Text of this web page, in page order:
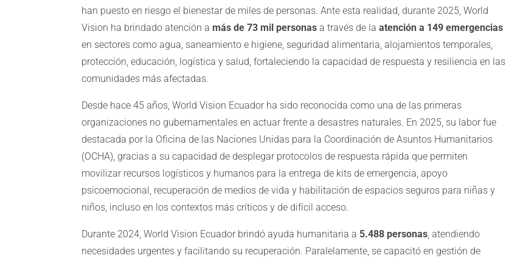
han puesto en riesgo el bienestar de miles de personas. Ante esta realidad, durante 2025, World
Vision ha brindado atención a más de 73 mil personas a través de laatención a 149 emergencias
en sectores como agua, saneamiento e higiene, seguridad alimentaria, alojamientos temporales,
protección, educación, logística y salud, fortaleciendo la capacidad de respuesta y resiliencia en las
comunidades más afectadas.
Desde hace 45 años, World Vision Ecuador ha sido reconocida como una de las primeras
organizaciones no gubernamentales en actuar frente a desastres naturales. En 2025, su labor fue
destacada por la Oficina de las Naciones Unidas para la Coordinación de Asuntos Humanitarios
(OCHA), gracias a su capacidad de desplegar protocolos de respuesta rápida que permiten
movilizar recursos logísticos y humanos para la entrega de kits de emergencia, apoyo
psicoemocional, recuperación de medios de vida y habilitación de espacios seguros para niñas y
niños, incluso en los contextos más críticos y de difícil acceso.
Durante 2024, World Vision Ecuador brindó ayuda humanitaria a 5.488 personas, atendiendo
necesidades urgentes y facilitando su recuperación. Paralelamente, se capacitó en gestión de